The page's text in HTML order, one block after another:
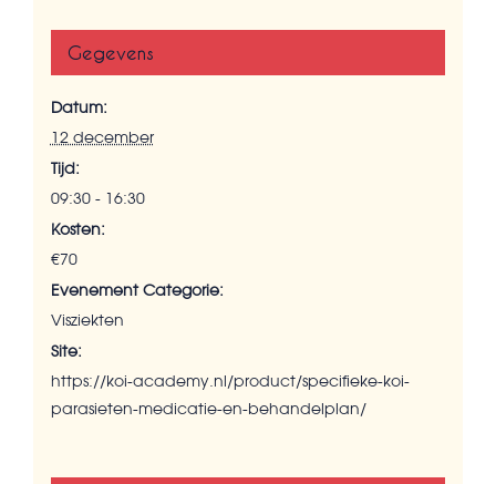
Gegevens
Datum:
12 december
Tijd:
09:30 - 16:30
Kosten:
€70
Evenement Categorie:
Visziekten
Site:
https://koi-academy.nl/product/specifieke-koi-
parasieten-medicatie-en-behandelplan/